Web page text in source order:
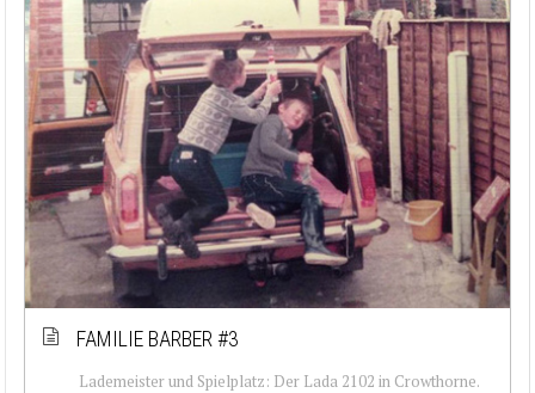
FAMILIE BARBER #3
Lademeister und Spielplatz: Der Lada 2102 in Crowthorne.